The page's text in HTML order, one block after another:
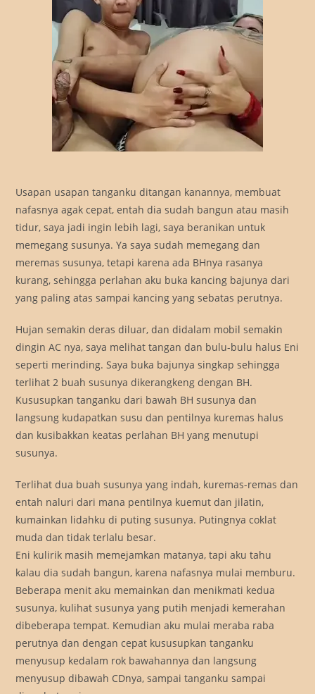
Usapan usapan tanganku ditangan kanannya, membuat
nafasnya agak cepat, entah dia sudah bangun atau masih
tidur, saya jadi ingin lebih lagi, saya beranikan untuk
memegang susunya. Ya saya sudah memegang dan
meremas susunya, tetapi karena ada BHnya rasanya
kurang, sehingga perlahan aku buka kancing bajunya dari
yang paling atas sampai kancing yang sebatas perutnya.
Hujan semakin deras diluar, dan didalam mobil semakin
dingin AC nya, saya melihat tangan dan bulu-bulu halus Eni
seperti merinding. Saya buka bajunya singkap sehingga
terlihat 2 buah susunya dikerangkeng dengan BH.
Kususupkan tanganku dari bawah BH susunya dan
langsung kudapatkan susu dan pentilnya kuremas halus
dan kusibakkan keatas perlahan BH yang menutupi
susunya.
Terlihat dua buah susunya yang indah, kuremas-remas dan
entah naluri dari mana pentilnya kuemut dan jilatin,
kumainkan lidahku di puting susunya. Putingnya coklat
muda dan tidak terlalu besar.
Eni kulirik masih memejamkan matanya, tapi aku tahu
kalau dia sudah bangun, karena nafasnya mulai memburu.
Beberapa menit aku memainkan dan menikmati kedua
susunya, kulihat susunya yang putih menjadi kemerahan
dibeberapa tempat. Kemudian aku mulai meraba raba
perutnya dan dengan cepat kususupkan tanganku
menyusup kedalam rok bawahannya dan langsung
menyusup dibawah CDnya, sampai tanganku sampai